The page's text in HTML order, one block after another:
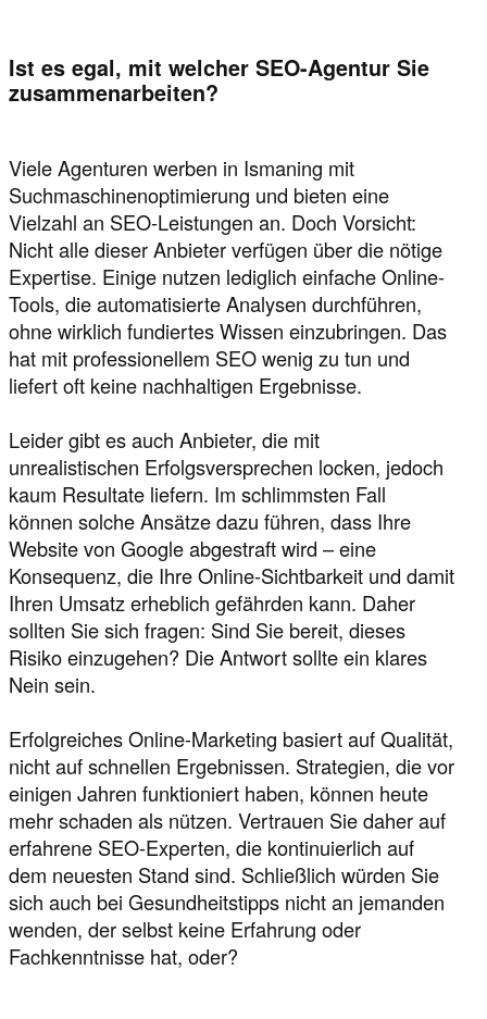
Ist es egal, mit welcher SEO-Agentur Sie
zusammenarbeiten?
Viele Agenturen werben in Ismaning mit
Suchmaschinenoptimierung und bieten eine
Vielzahl an SEO-Leistungen an. Doch Vorsicht:
Nicht alle dieser Anbieter verfügen über die nötige
Expertise. Einige nutzen lediglich einfache Online-
Tools, die automatisierte Analysen durchführen,
ohne wirklich fundiertes Wissen einzubringen. Das
hat mit professionellem SEO wenig zu tun und
liefert oft keine nachhaltigen Ergebnisse.
Leider gibt es auch Anbieter, die mit
unrealistischen Erfolgsversprechen locken, jedoch
kaum Resultate liefern. Im schlimmsten Fall
können solche Ansätze dazu führen, dass Ihre
Website von Google abgestraft wird – eine
Konsequenz, die Ihre Online-Sichtbarkeit und damit
Ihren Umsatz erheblich gefährden kann. Daher
sollten Sie sich fragen: Sind Sie bereit, dieses
Risiko einzugehen? Die Antwort sollte ein klares
Nein sein.
Erfolgreiches Online-Marketing basiert auf Qualität,
nicht auf schnellen Ergebnissen. Strategien, die vor
einigen Jahren funktioniert haben, können heute
mehr schaden als nützen. Vertrauen Sie daher auf
erfahrene SEO-Experten, die kontinuierlich auf
dem neuesten Stand sind. Schließlich würden Sie
sich auch bei Gesundheitstipps nicht an jemanden
wenden, der selbst keine Erfahrung oder
Fachkenntnisse hat, oder?